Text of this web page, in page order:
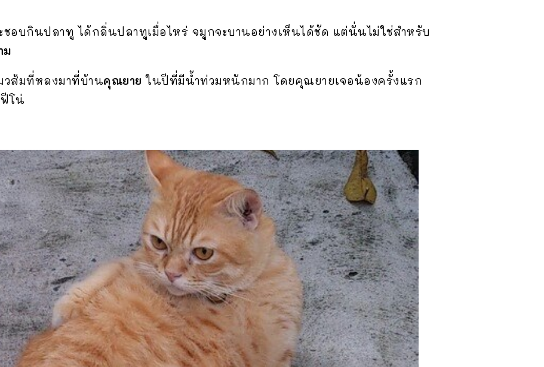
อบกินปลาทู ได้กลิ่นปลาทูเมื่อไหร่ จมูกจะบานอย่างเห็นได้ชัด แต่นั่นไม่ใช่สำหรับ
ม
วส้มที่หลงมาที่บ้านคุณยาย ในปีที่มีน้ำท่วมหนักมาก โดยคุณยายเจอน้องครั้งแรก
โน่